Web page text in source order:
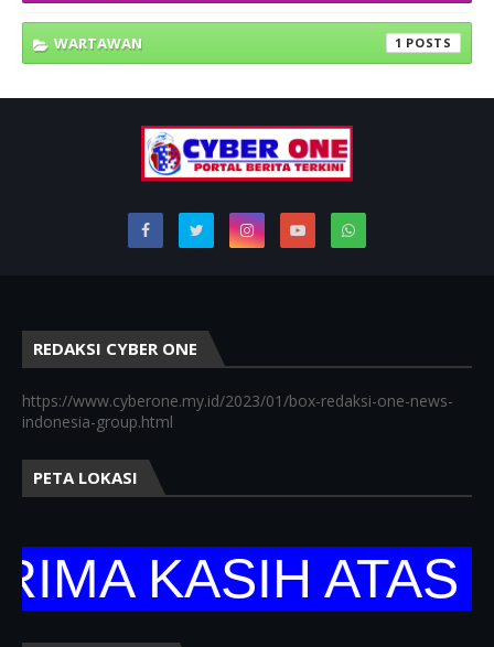
WARTAWAN 1
REDAKSI CYBER ONE
https://www.cyberone.my.id/2023/01/box-redaksi-one-news-
indonesia-group.html
PETA LOKASI
KASIH ATAS